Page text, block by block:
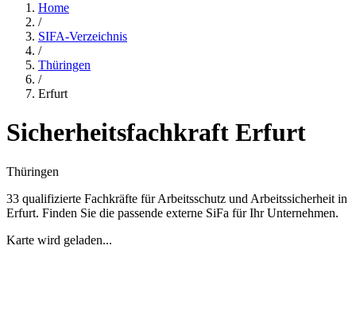
Home
/
SIFA-Verzeichnis
/
Thüringen
/
Erfurt
Sicherheitsfachkraft Erfurt
Thüringen
33 qualifizierte Fachkräfte für Arbeitsschutz und Arbeitssicherheit in
Erfurt. Finden Sie die passende externe SiFa für Ihr Unternehmen.
Karte wird geladen...